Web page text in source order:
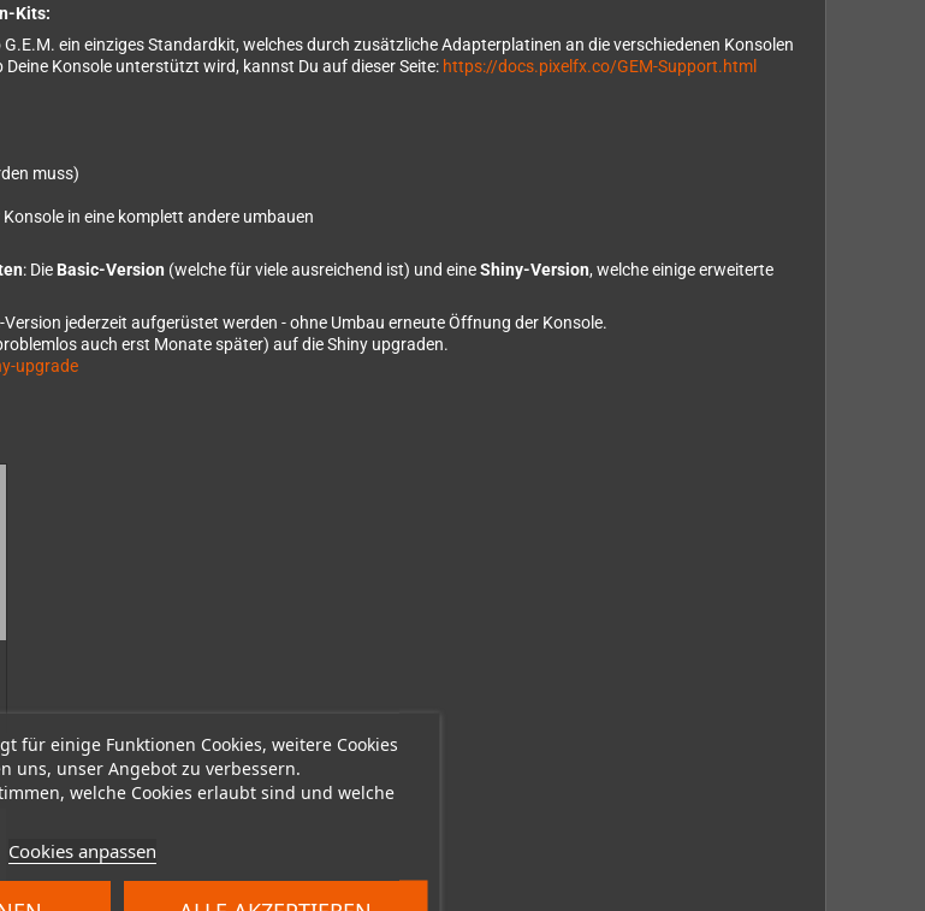
für einige Funktionen Cookies, weitere Cookies
uns, unser Angebot zu verbessern.
welche Cookies erlaubt sind und welche
Cookies anpassen
Kits:
ein einziges Standardkit, welches durch zusätzliche Adapterplatinen an die verschiedenen Konsolen
Konsole unterstützt wird, kannst Du auf dieser Seite: https://docs.pixelfx.co/GEM-Support.html
muss)
in eine komplett andere umbauen
: Die Basic-Version (welche für viele ausreichend ist) und eineShiny-Version, welche einige erweiterte
jederzeit aufgerüstet werden - ohne Umbau erneute Öffnung der Konsole.
auch erst Monate später) auf die Shiny upgraden.
upgrade